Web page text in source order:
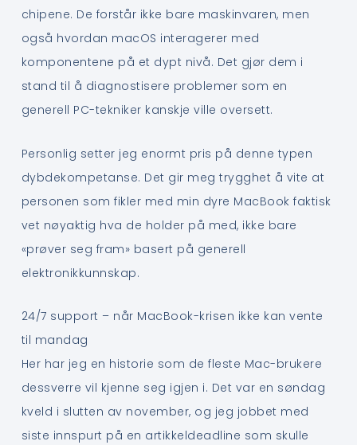
chipene. De forstår ikke bare maskinvaren, men
også hvordan macOS interagerer med
komponentene på et dypt nivå. Det gjør dem i
stand til å diagnostisere problemer som en
generell PC-tekniker kanskje ville oversett.
Personlig setter jeg enormt pris på denne typen
dybdekompetanse. Det gir meg trygghet å vite at
personen som fikler med min dyre MacBook faktisk
vet nøyaktig hva de holder på med, ikke bare
«prøver seg fram» basert på generell
elektronikkunnskap.
24/7 support – når MacBook-krisen ikke kan vente
til mandag
Her har jeg en historie som de fleste Mac-brukere
dessverre vil kjenne seg igjen i. Det var en søndag
kveld i slutten av november, og jeg jobbet med
siste innspurt på en artikkeldeadline som skulle